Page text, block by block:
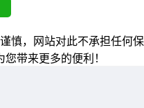
慎，网站对此不承担任何保
带来更多的便利！